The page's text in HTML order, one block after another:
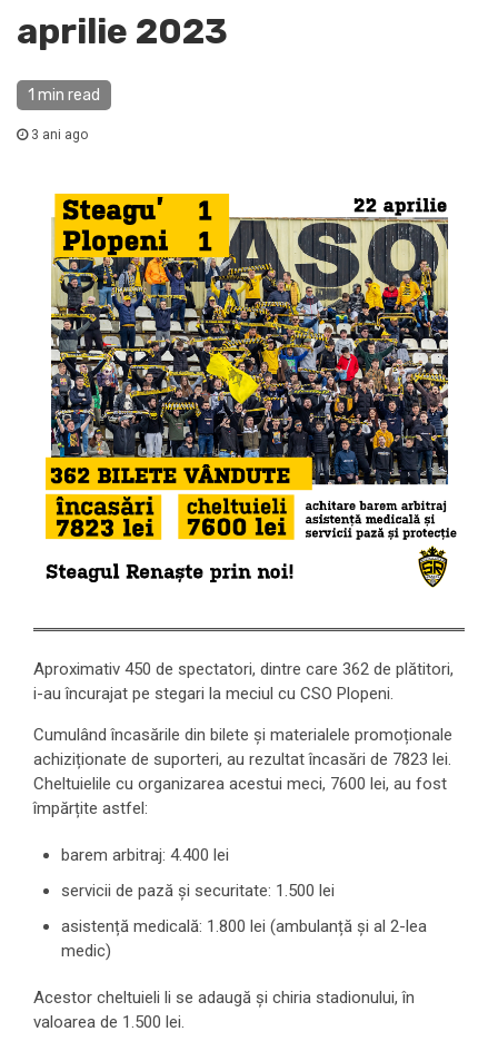
aprilie 2023
1 min read
3 ani ago
Aproximativ 450 de spectatori, dintre care 362 de plătitori,
i-au încurajat pe stegari la meciul cu CSO Plopeni.
Cumulând încasările din bilete și materialele promoționale
achiziționate de suporteri, au rezultat încasări de 7823 lei.
Cheltuielile cu organizarea acestui meci, 7600 lei, au fost
împărțite astfel:
barem arbitraj: 4.400 lei
servicii de pază și securitate: 1.500 lei
asistență medicală: 1.800 lei (ambulanță și al 2-lea
medic)
Acestor cheltuieli li se adaugă și chiria stadionului, în
valoarea de 1.500 lei.